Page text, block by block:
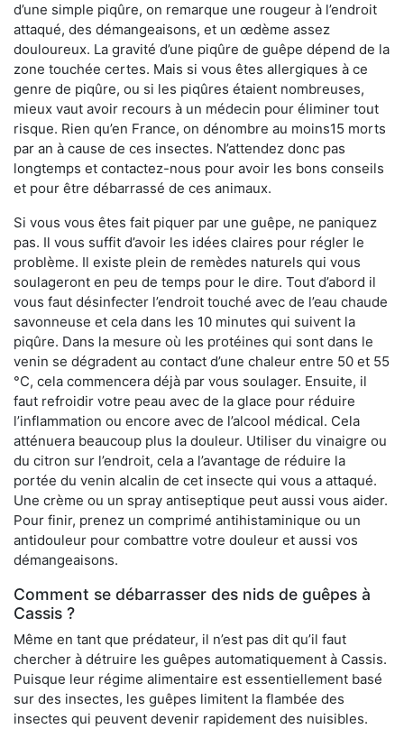
d’une simple piqûre, on remarque une rougeur à l’endroit
attaqué, des démangeaisons, et un œdème assez
douloureux. La gravité d’une piqûre de guêpe dépend de la
zone touchée certes. Mais si vous êtes allergiques à ce
genre de piqûre, ou si les piqûres étaient nombreuses,
mieux vaut avoir recours à un médecin pour éliminer tout
risque. Rien qu’en France, on dénombre au moins15 morts
par an à cause de ces insectes. N’attendez donc pas
longtemps et contactez-nous pour avoir les bons conseils
et pour être débarrassé de ces animaux.
Si vous vous êtes fait piquer par une guêpe, ne paniquez
pas. Il vous suffit d’avoir les idées claires pour régler le
problème. Il existe plein de remèdes naturels qui vous
soulageront en peu de temps pour le dire. Tout d’abord il
vous faut désinfecter l’endroit touché avec de l’eau chaude
savonneuse et cela dans les 10 minutes qui suivent la
piqûre. Dans la mesure où les protéines qui sont dans le
venin se dégradent au contact d’une chaleur entre 50 et 55
°C, cela commencera déjà par vous soulager. Ensuite, il
faut refroidir votre peau avec de la glace pour réduire
l’inflammation ou encore avec de l’alcool médical. Cela
atténuera beaucoup plus la douleur. Utiliser du vinaigre ou
du citron sur l’endroit, cela a l’avantage de réduire la
portée du venin alcalin de cet insecte qui vous a attaqué.
Une crème ou un spray antiseptique peut aussi vous aider.
Pour finir, prenez un comprimé antihistaminique ou un
antidouleur pour combattre votre douleur et aussi vos
démangeaisons.
Comment se débarrasser des nids de guêpes à
Cassis ?
Même en tant que prédateur, il n’est pas dit qu’il faut
chercher à détruire les guêpes automatiquement à Cassis.
Puisque leur régime alimentaire est essentiellement basé
sur des insectes, les guêpes limitent la flambée des
insectes qui peuvent devenir rapidement des nuisibles.